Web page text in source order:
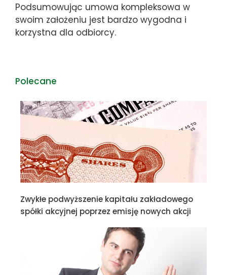
Podsumowując umowa kompleksowa w
swoim założeniu jest bardzo wygodna i
korzystna dla odbiorcy.
Polecane
Zwykłe podwyższenie kapitału zakładowego
spółki akcyjnej poprzez emisję nowych akcji